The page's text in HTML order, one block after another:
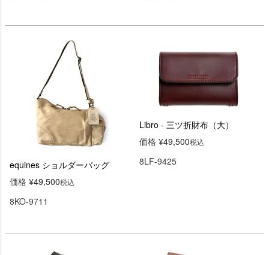
equines ショルダーバッグ
価格 ¥49,500税込
8KO-9711
Libro - 三ツ折財布（大）
価格 ¥49,500税込
8LF-9425